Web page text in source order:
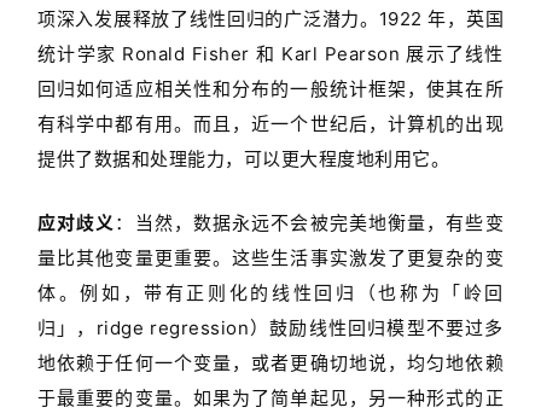
项深入发展释放了线性回归的广泛潜力。1922 年，英国
统计学家 Ronald Fisher 和 Karl Pearson 展示了线性
回归如何适应相关性和分布的一般统计框架，使其在所
有科学中都有用。而且，近一个世纪后，计算机的出现
提供了数据和处理能力，可以更大程度地利用它。
应对歧义 ：当然，数据永远不会被完美地衡量，有些变
量比其他变量更重要。这些生活事实激发了更复杂的变
体。例如，带有正则化的线性回归（也称为「岭回
归」，ridge regression）鼓励线性回归模型不要过多
地依赖于任何一个变量，或者更确切地说，均匀地依赖
于最重要的变量。如果为了简单起见，另一种形式的正